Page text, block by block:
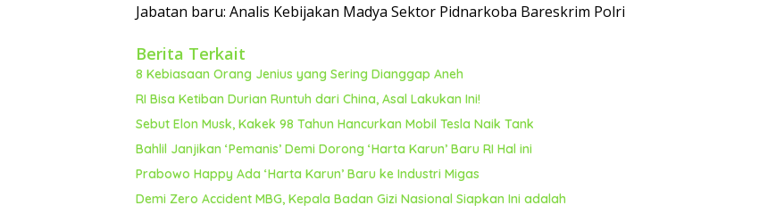
Jabatan baru: Analis Kebijakan Madya Sektor Pidnarkoba Bareskrim Polri
Berita Terkait
8 Kebiasaan Orang Jenius yang Sering Dianggap Aneh
RI Bisa Ketiban Durian Runtuh dari China, Asal Lakukan Ini!
Sebut Elon Musk, Kakek 98 Tahun Hancurkan Mobil Tesla Naik Tank
Bahlil Janjikan ‘Pemanis’ Demi Dorong ‘Harta Karun’ Baru RI Hal ini
Prabowo Happy Ada ‘Harta Karun’ Baru ke Industri Migas
Demi Zero Accident MBG, Kepala Badan Gizi Nasional Siapkan Ini adalah